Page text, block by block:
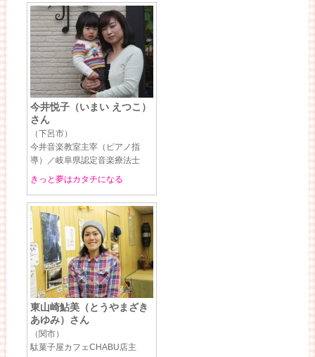
今井悦子（いまい えつこ）
さん
（下呂市）
今井音楽教室主宰（ピアノ指
導）／岐阜県認定音楽療法士
きっと夢はカタチになる
東山崎鮎美（とうやまざき
あゆみ）さん
（関市）
駄菓子屋カフェCHABU店主